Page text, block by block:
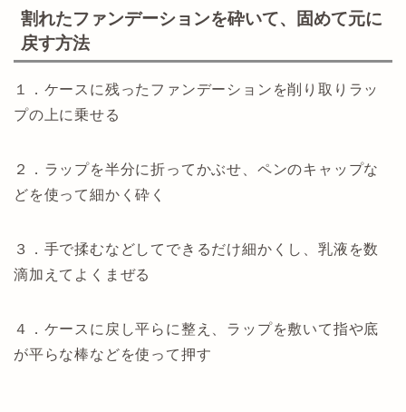
割れたファンデーションを砕いて、固めて元に
戻す方法
１．ケースに残ったファンデーションを削り取りラッ
プの上に乗せる
２．ラップを半分に折ってかぶせ、ペンのキャップな
どを使って細かく砕く
３．手で揉むなどしてできるだけ細かくし、乳液を数
滴加えてよくまぜる
４．ケースに戻し平らに整え、ラップを敷いて指や底
が平らな棒などを使って押す